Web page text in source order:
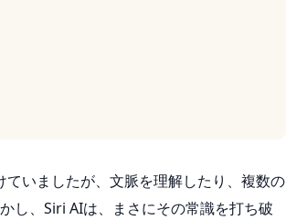
いましたが、文脈を理解したり、複数の
し、Siri AIは、まさにその常識を打ち破